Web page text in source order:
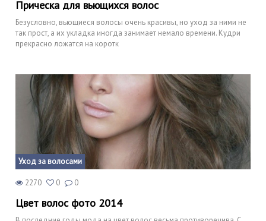
Прическа для вьющихся волос
Безусловно, вьющиеся волосы очень красивы, но уход за ними не
так прост, а их укладка иногда занимает немало времени. Кудри
прекрасно ложатся на коротк
Уход за волосами
2270 0 0
Цвет волос фото 2014